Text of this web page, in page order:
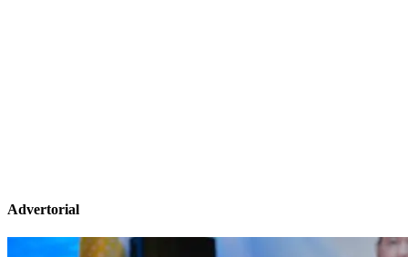
Advertorial